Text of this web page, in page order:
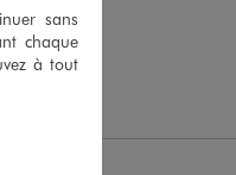
sans
chaque
à tout